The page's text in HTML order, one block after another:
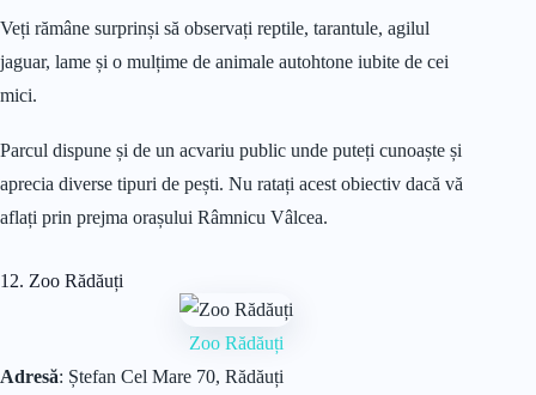
Veți rămâne surprinși să observați reptile, tarantule, agilul
jaguar, lame și o mulțime de animale autohtone iubite de cei
mici.
Parcul dispune și de un acvariu public unde puteți cunoaște și
aprecia diverse tipuri de pești. Nu ratați acest obiectiv dacă vă
aflați prin prejma orașului Râmnicu Vâlcea.
12. Zoo Rădăuți
Zoo Rădăuți
Adresă: Ștefan Cel Mare 70, Rădăuți